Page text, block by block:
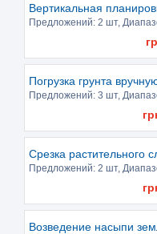
Вертикальная
Предложений: 2 шт,
Погрузка грунта
Предложений: 3 шт,
Срезка растительного
Предложений: 2 шт,
Возведение насыпи